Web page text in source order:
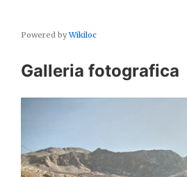
Powered byWikiloc
Galleria fotografica